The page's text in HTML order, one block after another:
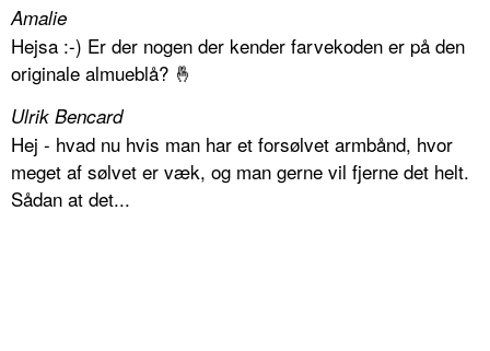
Amalie
Hejsa :-) Er der nogen der kender farvekoden er på den
originale almueblå? 🤞
Ulrik Bencard
Hej - hvad nu hvis man har et forsølvet armbånd, hvor
meget af sølvet er væk, og man gerne vil fjerne det helt.
Sådan at det...